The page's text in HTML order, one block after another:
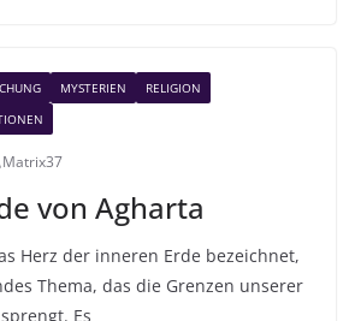
MYSTERIEN
RELIGION
Matrix37
von Agharta
Herz der inneren Erde bezeichnet,
Thema, das die Grenzen unserer
Es